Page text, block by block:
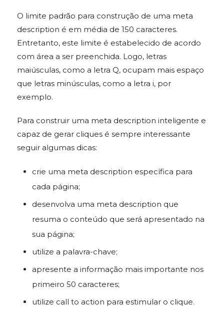
O limite padrão para construção de uma meta
description é em média de 150 caracteres.
Entretanto, este limite é estabelecido de acordo
com área a ser preenchida. Logo, letras
maiúsculas, como a letra Q, ocupam mais espaço
que letras minúsculas, como a letra i, por
exemplo.
Para construir uma meta description inteligente e
capaz de gerar cliques é sempre interessante
seguir algumas dicas:
crie uma meta description específica para
cada página;
desenvolva uma meta description que
resuma o conteúdo que será apresentado na
sua página;
utilize a palavra-chave;
apresente a informação mais importante nos
primeiro 50 caracteres;
utilize call to action para estimular o clique.